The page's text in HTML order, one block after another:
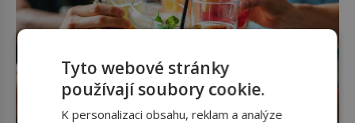
Tyto webové stránky
používají soubory cookie.
K personalizaci obsahu, reklam a analýze